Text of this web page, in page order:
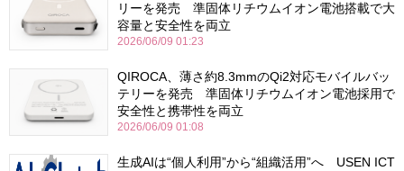
リーを発売 準固体リチウムイオン電池搭載で大
容量と安全性を両立
2026/06/09 01:23
QIROCA、薄さ約8.3mmのQi2対応モバイルバッ
テリーを発売 準固体リチウムイオン電池採用で
安全性と携帯性を両立
2026/06/09 01:08
生成AIは“個人利用”から“組織活用”へ USEN ICT